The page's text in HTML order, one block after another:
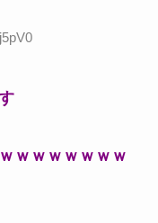
ｗｗｗｗｗｗｗ